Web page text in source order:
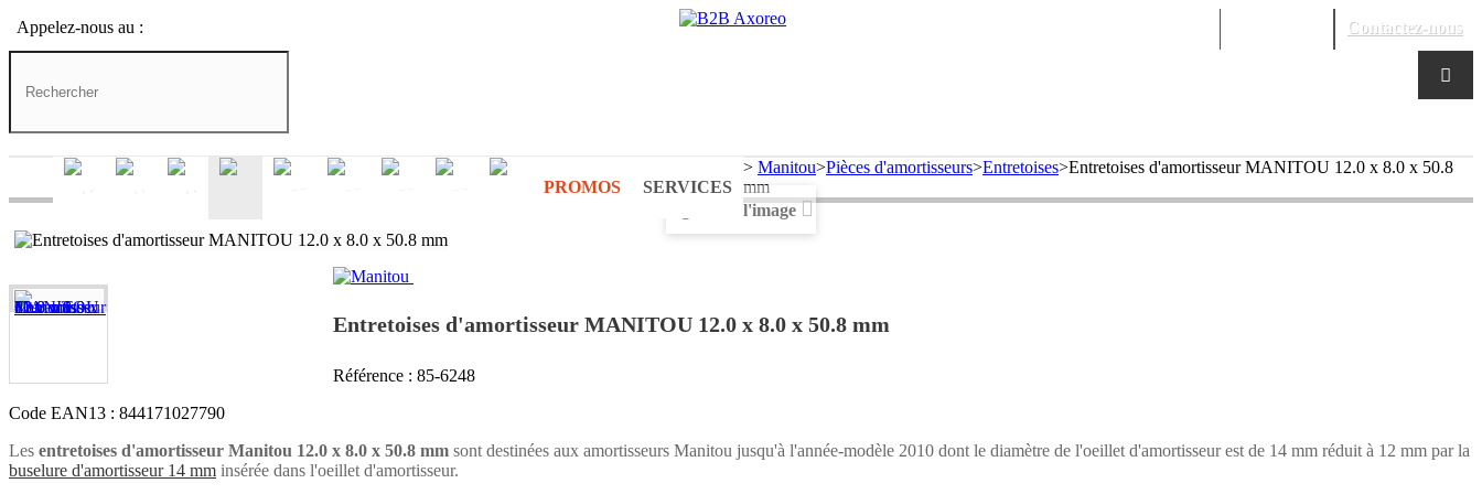
Contactez-nous
Appelez-nous au :
PROMOS SERVICES
> Manitou>Pièces d'amortisseurs>Entretoises>Entretoises d'amortisseur MANITOU 12.0 x 8.0 x 50.8
mm
Agrandir l'image
Entretoises d'amortisseur MANITOU 12.0 x 8.0 x 50.8 mm
Référence : 85-6248
Code EAN13 : 844171027790
Les entretoises d'amortisseur Manitou 12.0 x 8.0 x 50.8 mm sont destinées aux amortisseurs Manitou jusqu'à l'année-modèle 2010 dont le diamètre de l'oeillet d'amortisseur est de 14 mm réduit à 12 mm par la
buselure d'amortisseur 14 mm insérée dans l'oeillet d'amortisseur.